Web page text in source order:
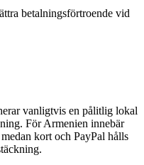
betalningsförtroende vid
vanligtvis en pålitlig lokal
För Armenien innebär
kort och PayPal hålls